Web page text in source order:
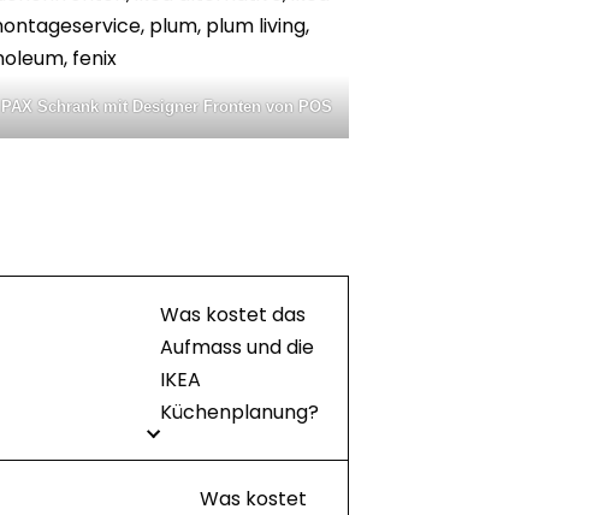
PAX Schrank mit Designer Fronten von POS
Was kostet das
Aufmass und die
IKEA
Küchenplanung?
Was kostet